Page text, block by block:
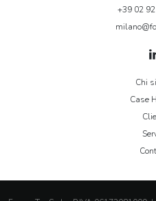
+39 02
Chi
Case